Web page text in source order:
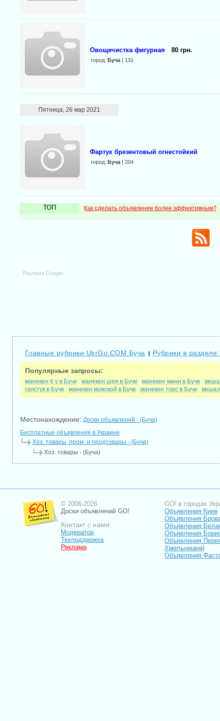
Овощечистка фигурная 80 грн.
город: Буча| 131
Пятница, 26 мар 2021
Фартук брезентовый огнестойкий
город: Буча| 204
ТОП Как сделать объявление более эффективным?
Реклама Google
Главные рубрики UkrGo.COM Буча | Рубрики в
Популярные запросы:
манекен б у в Буче манекен шея в Буче манекен мини в Буче
галстук в Буче
манекен мужской в Буче манекен торс в Буче
Местонахождение: Доски объявлений - (Буча)
Бесплатные объявления в Украине
Хоз. товары, пром- и продтовары - (Буча)
Хоз. товары - (Буча)
© 2006-2026
Доски объявлений GO!
Контакт с нами:
Модератор
Техподдержка
Реклама
GO! в городах
Объявления Киев
Объявления
Объявления
Объявления
Объявления
Хмельницкий
Объявления